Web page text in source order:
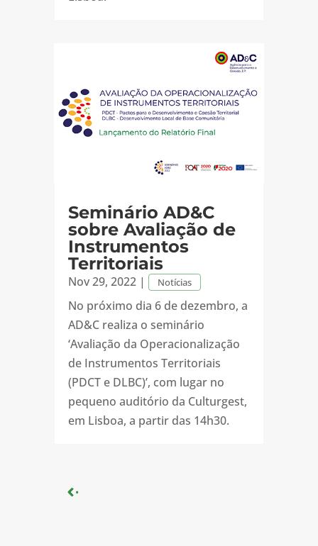
Seminário AD&C
sobre Avaliação de
Instrumentos
Territoriais
Nov 29, 2022| Notícias
No próximo dia 6 de dezembro, a
AD&C realiza o seminário
‘Avaliação da Operacionalização
de Instrumentos Territoriais
(PDCT e DLBC)’, com lugar no
pequeno auditório da Culturgest,
em Lisboa, a partir das 14h30.
« Older Entries